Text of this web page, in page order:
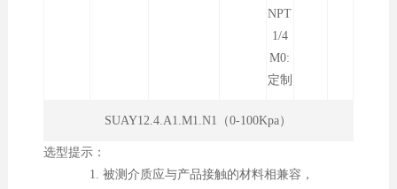
NPT
1/4
M0:
定制
SUAY12.4.A1.M1.N1（0-100Kpa）
选型提示：
1. 被测介质应与产品接触的材料相兼容，